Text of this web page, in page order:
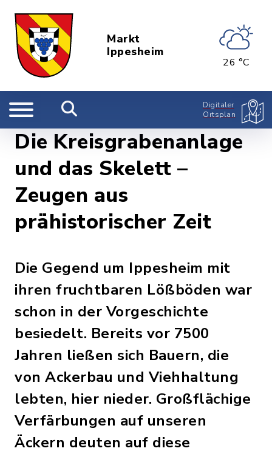
Markt
Ippesheim
26 °C
Digitaler
Ortsplan
Die Kreisgrabenanlage
und das Skelett –
Zeugen aus
prähistorischer Zeit
Die Gegend um Ippesheim mit
ihren fruchtbaren Lößböden war
schon in der Vorgeschichte
besiedelt. Bereits vor 7500
Jahren ließen sich Bauern, die
von Ackerbau und Viehhaltung
lebten, hier nieder. Großflächige
Verfärbungen auf unseren
Äckern deuten auf diese